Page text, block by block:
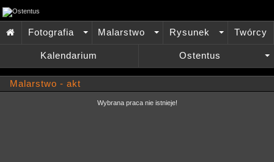

Fotografia
Malarstwo
Rysunek Twórcy
Kalendarium
+
Ostentus
Malarstwo - akt
Wybrana praca nie istnieje!